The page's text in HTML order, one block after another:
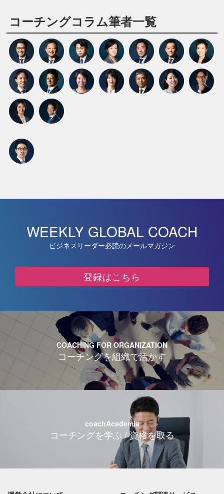
コーチングコラム筆者一覧
WEEKLY GLOBAL COACH
ビジネスリーダー必読のメールマガジン
登録はこちら
COACHING FOR ORGANIZATION
コーチングを組織で活かす
coachAcademia
コーチングを学ぶ / 資格を取る